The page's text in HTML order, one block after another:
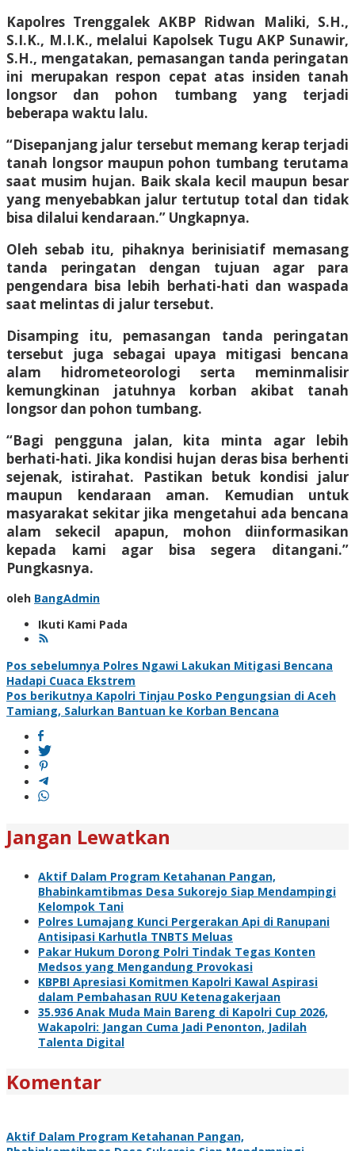
Kapolres Trenggalek AKBP Ridwan Maliki, S.H.,
S.I.K., M.I.K., melalui Kapolsek Tugu AKP Sunawir,
S.H., mengatakan, pemasangan tanda peringatan
ini merupakan respon cepat atas insiden tanah
longsor dan pohon tumbang yang terjadi
beberapa waktu lalu.
“Disepanjang jalur tersebut memang kerap terjadi
tanah longsor maupun pohon tumbang terutama
saat musim hujan. Baik skala kecil maupun besar
yang menyebabkan jalur tertutup total dan tidak
bisa dilalui kendaraan.” Ungkapnya.
Oleh sebab itu, pihaknya berinisiatif memasang
tanda peringatan dengan tujuan agar para
pengendara bisa lebih berhati-hati dan waspada
saat melintas di jalur tersebut.
Disamping itu, pemasangan tanda peringatan
tersebut juga sebagai upaya mitigasi bencana
alam hidrometeorologi serta meminmalisir
kemungkinan jatuhnya korban akibat tanah
longsor dan pohon tumbang.
“Bagi pengguna jalan, kita minta agar lebih
berhati-hati. Jika kondisi hujan deras bisa berhenti
sejenak, istirahat. Pastikan betuk kondisi jalur
maupun kendaraan aman. Kemudian untuk
masyarakat sekitar jika mengetahui ada bencana
alam sekecil apapun, mohon diinformasikan
kepada kami agar bisa segera ditangani.”
Pungkasnya.
oleh BangAdmin
Ikuti Kami Pada
Navigasi
pos
Pos sebelumnya Polres Ngawi Lakukan Mitigasi Bencana
Hadapi Cuaca Ekstrem
Pos berikutnya Kapolri Tinjau Posko Pengungsian di Aceh
Tamiang, Salurkan Bantuan ke Korban Bencana
Jangan Lewatkan
Aktif Dalam Program Ketahanan Pangan,
Bhabinkamtibmas Desa Sukorejo Siap Mendampingi
Kelompok Tani
Polres Lumajang Kunci Pergerakan Api di Ranupani
Antisipasi Karhutla TNBTS Meluas
Pakar Hukum Dorong Polri Tindak Tegas Konten
Medsos yang Mengandung Provokasi
KBPBI Apresiasi Komitmen Kapolri Kawal Aspirasi
dalam Pembahasan RUU Ketenagakerjaan
35.936 Anak Muda Main Bareng di Kapolri Cup 2026,
Wakapolri: Jangan Cuma Jadi Penonton, Jadilah
Talenta Digital
Komentar
Aktif Dalam Program Ketahanan Pangan,